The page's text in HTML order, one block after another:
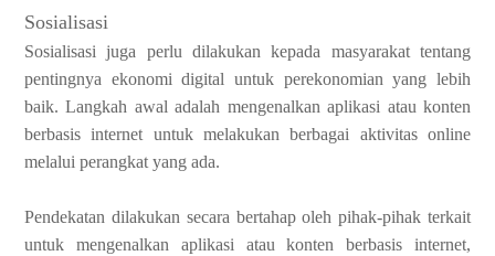
Sosialisasi
Sosialisasi juga perlu dilakukan kepada masyarakat tentang
pentingnya ekonomi digital untuk perekonomian yang lebih
baik. Langkah awal adalah mengenalkan aplikasi atau konten
berbasis internet untuk melakukan berbagai aktivitas online
melalui perangkat yang ada.
Pendekatan dilakukan secara bertahap oleh pihak-pihak terkait
untuk mengenalkan aplikasi atau konten berbasis internet,